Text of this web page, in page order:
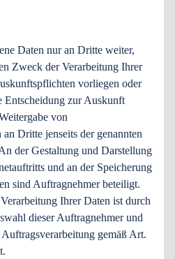
Daten nur an Dritte weiter,
Zweck der Verarbeitung Ihrer
vorliegen oder
zur Auskunft
von
Dritte jenseits der genannten
der Gestaltung und Darstellung
und an der Speicherung
sind Auftragnehmer beteiligt.
Ihrer Daten ist durch
dieser Auftragnehmer und
gemäß Art.